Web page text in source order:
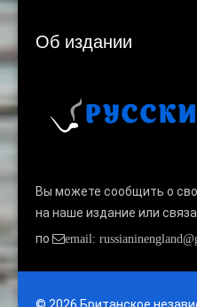
Об издании
Вы можете сообщить о
на наше издание или
по
email:
© 2026 Британское